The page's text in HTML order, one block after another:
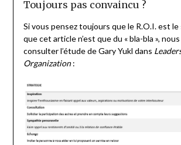
Toujours pas convaincu ?
Si vous pensez toujours que le R.O.I. est
que cet article n’est que du « bla-bla »,
consulter l’étude de Gary Yukl dans
Organization: